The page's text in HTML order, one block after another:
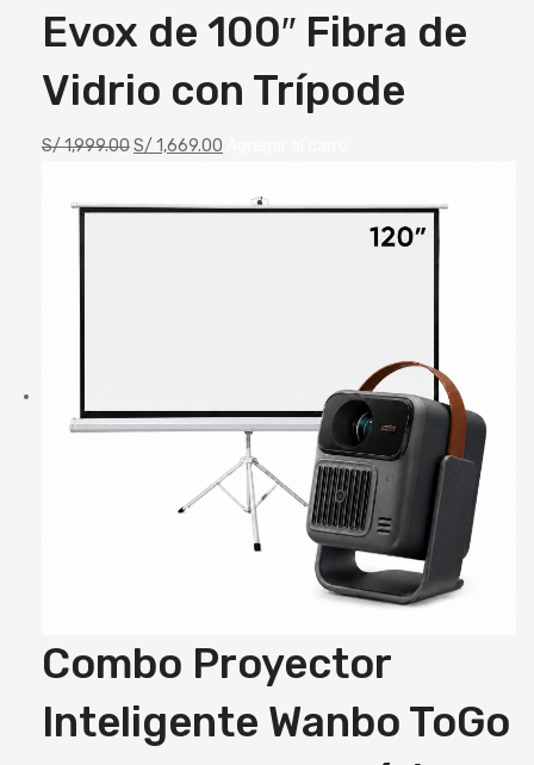
Evox de 100″ Fibra de
Vidrio con Trípode
S/1,999.00S/ 1,669.00
Combo Proyector
Inteligente Wanbo ToGo